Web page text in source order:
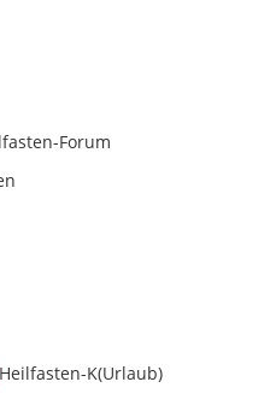
Forum
Heilfasten-K(Urlaub)